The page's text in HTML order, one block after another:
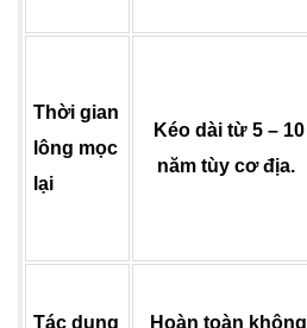
Thời gian
lông mọc
lại
Kéo dài từ 5 – 10
năm tùy cơ địa.
Tác dụng
Hoàn toàn không